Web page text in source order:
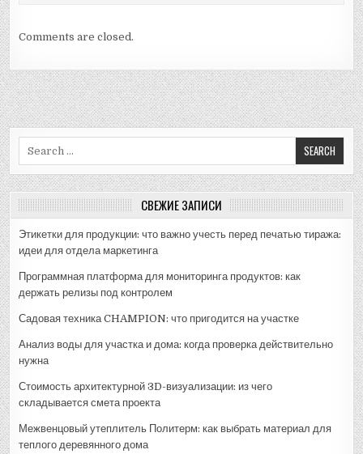
Comments are closed.
СВЕЖИЕ ЗАПИСИ
Этикетки для продукции: что важно учесть перед печатью тиража:
идеи для отдела маркетинга
Программная платформа для мониторинга продуктов: как
держать релизы под контролем
Садовая техника CHAMPION: что пригодится на участке
Анализ воды для участка и дома: когда проверка действительно
нужна
Стоимость архитектурной 3D-визуализации: из чего
складывается смета проекта
Межвенцовый утеплитель Политерм: как выбрать материал для
теплого деревянного дома